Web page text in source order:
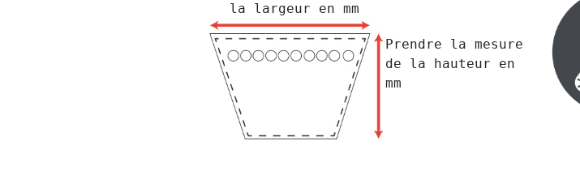
la largeur en mm
Prendre la mesure
de la hauteur en
mm